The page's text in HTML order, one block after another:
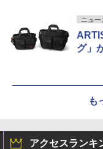
ニュー
グ」
も
アクセスランキ